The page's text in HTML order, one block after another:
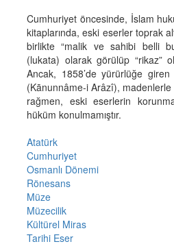
Cumhuriyet öncesinde, İslam
kitaplarında, eski eserler toprak
birlikte “malik ve sahibi belli
(lukata) olarak görülüp “rikaz”
Ancak, 1858’de yürürlüğe giren
(Kānunnâme-i Arâzî), madenlerle
rağmen, eski eserlerin
hüküm konulmamıştır.
Atatürk
Cumhuriyet
Osmanlı Dönemi
Rönesans
Müze
Müzecilik
Kültürel Miras
Tarihi Eser